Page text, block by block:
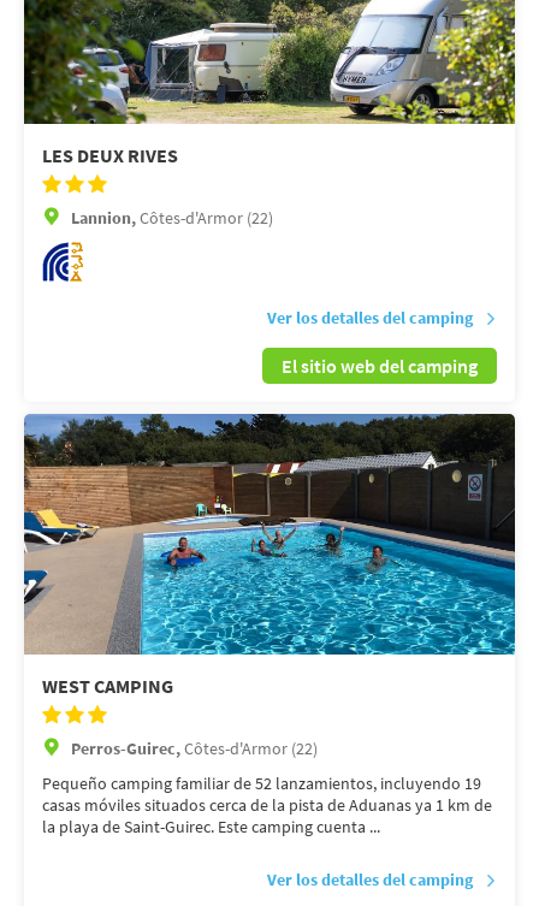
LES DEUX RIVES
Lannion,Côtes-d'Armor (22)
Ver los detalles del camping
El sitio web del camping
WEST CAMPING
Perros-Guirec,Côtes-d'Armor (22)
Pequeño camping familiar de 52 lanzamientos, incluyendo 19
casas móviles situados cerca de la pista de Aduanas ya 1 km de
la playa de Saint-Guirec. Este camping cuenta ...
Ver los detalles del camping